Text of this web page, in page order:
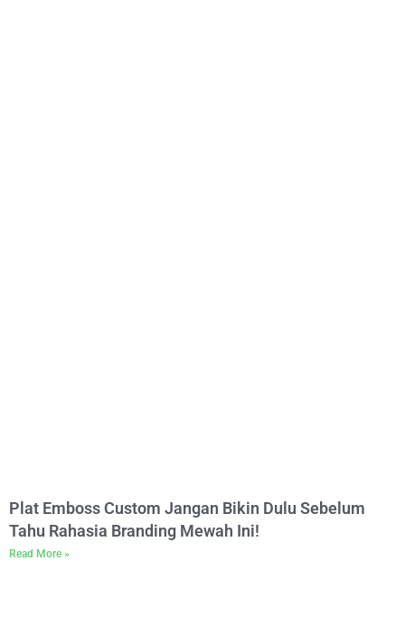
Plat Emboss Custom Jangan Bikin Dulu Sebelum
Tahu Rahasia Branding Mewah Ini!
Read More »